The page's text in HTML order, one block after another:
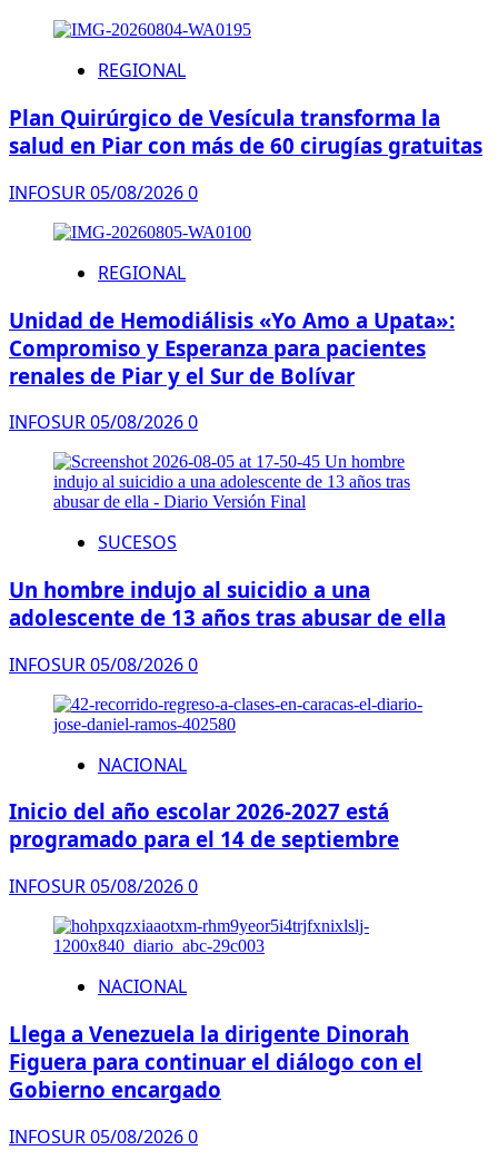
REGIONAL
Plan Quirúrgico de Vesícula transforma la
salud en Piar con más de 60 cirugías gratuitas
INFOSUR05/08/20260
REGIONAL
Unidad de Hemodiálisis «Yo Amo a Upata»:
Compromiso y Esperanza para pacientes
renales de Piar y el Sur de Bolívar
INFOSUR05/08/20260
SUCESOS
Un hombre indujo al suicidio a una
adolescente de 13 años tras abusar de ella
INFOSUR05/08/20260
NACIONAL
Inicio del año escolar 2026-2027 está
programado para el 14 de septiembre
INFOSUR05/08/20260
NACIONAL
Llega a Venezuela la dirigente Dinorah
Figuera para continuar el diálogo con el
Gobierno encargado
INFOSUR05/08/20260